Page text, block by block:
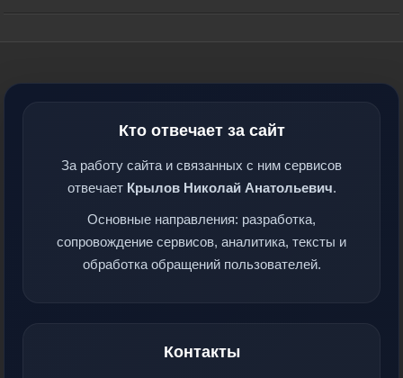
Кто отвечает за сайт
За работу сайта и связанных с ним сервисов
отвечает Крылов Николай Анатольевич.
Основные направления: разработка,
сопровождение сервисов, аналитика, тексты и
обработка обращений пользователей.
Контакты